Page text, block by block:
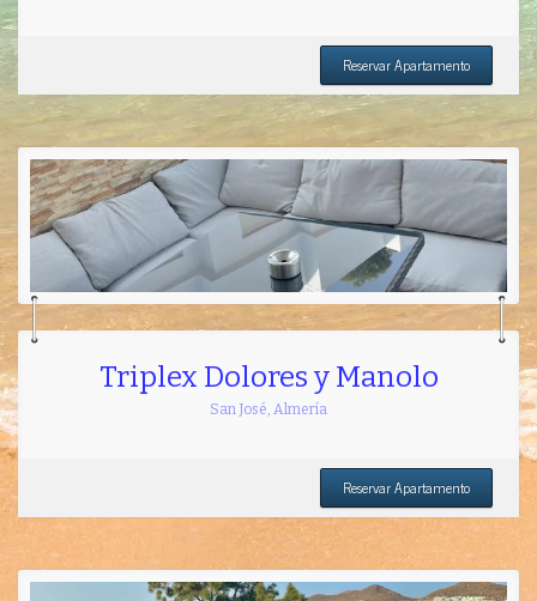
Reservar Apartamento
Triplex Dolores y Manolo
San José, Almería
Reservar Apartamento